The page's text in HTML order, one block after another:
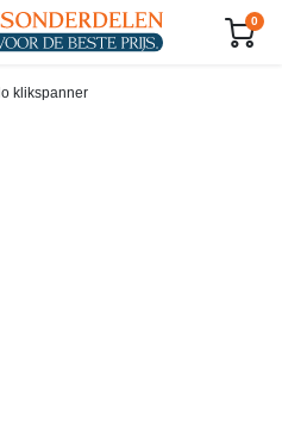
0
klikspanner